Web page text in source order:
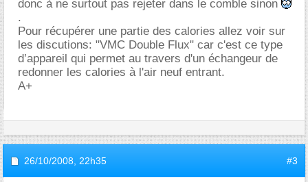
donc à ne surtout pas rejeter dans le comble sinon
.
Pour récupérer une partie des calories allez voir sur
les discutions: "VMC Double Flux" car c'est ce type
d’appareil qui permet au travers d'un échangeur de
redonner les calories à l'air neuf entrant.
A+
26/10/2008, 22h35 #3